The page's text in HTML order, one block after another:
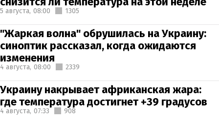
5 августа, 08:00 1305
"Жаркая волна" обрушилась на Украину:
синоптик рассказал, когда ожидаются
изменения
4 августа, 08:00 2339
Украину накрывает африканская жара:
где температура достигнет +39 градусов
4 августа, 07:33 908